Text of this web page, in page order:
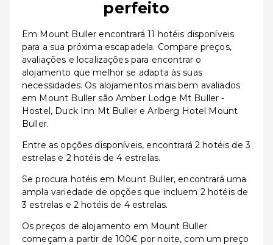
perfeito
Em Mount Buller encontrará 11 hotéis disponíveis
para a sua próxima escapadela. Compare preços,
avaliações e localizações para encontrar o
alojamento que melhor se adapta às suas
necessidades. Os alojamentos mais bem avaliados
em Mount Buller são Amber Lodge Mt Buller -
Hostel, Duck Inn Mt Buller e Arlberg Hotel Mount
Buller.
Entre as opções disponíveis, encontrará 2 hotéis de 3
estrelas e 2 hotéis de 4 estrelas.
Se procura hotéis em Mount Buller, encontrará uma
ampla variedade de opções que incluem 2 hotéis de
3 estrelas e 2 hotéis de 4 estrelas.
Os preços de alojamento em Mount Buller
começam a partir de 100€ por noite, com um preço